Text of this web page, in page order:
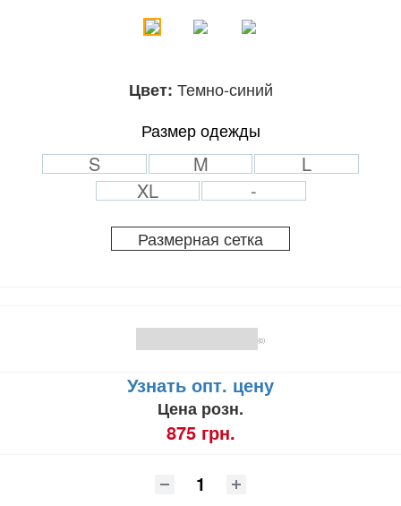
Цвет: Темно-синий
Размер одежды
S M
L
XL
-
Размерная сетка
(0)
Узнать опт. цену
Цена розн.
875 грн.